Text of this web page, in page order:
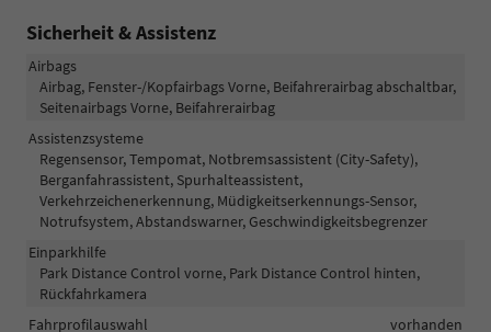
Sicherheit & Assistenz
Airbags
Airbag, Fenster-/Kopfairbags Vorne, Beifahrerairbag abschaltbar,
Seitenairbags Vorne, Beifahrerairbag
Assistenzsysteme
Regensensor, Tempomat, Notbremsassistent (City-Safety),
Berganfahrassistent, Spurhalteassistent,
Verkehrzeichenerkennung, Müdigkeitserkennungs-Sensor,
Notrufsystem, Abstandswarner, Geschwindigkeitsbegrenzer
Einparkhilfe
Park Distance Control vorne, Park Distance Control hinten,
Rückfahrkamera
Fahrprofilauswahl
vorhanden